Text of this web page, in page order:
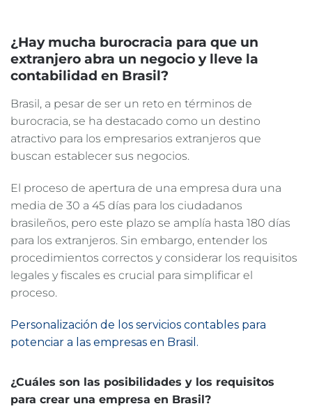
¿Hay mucha burocracia para que un
extranjero abra un negocio y lleve la
contabilidad en Brasil?
Brasil, a pesar de ser un reto en términos de
burocracia, se ha destacado como un destino
atractivo para los empresarios extranjeros que
buscan establecer sus negocios.
El proceso de apertura de una empresa dura una
media de 30 a 45 días para los ciudadanos
brasileños, pero este plazo se amplía hasta 180 días
para los extranjeros. Sin embargo, entender los
procedimientos correctos y considerar los requisitos
legales y fiscales es crucial para simplificar el
proceso.
Personalización de los servicios contables para
potenciar a las empresas en Brasil.
¿Cuáles son las posibilidades y los requisitos
para crear una empresa en Brasil?